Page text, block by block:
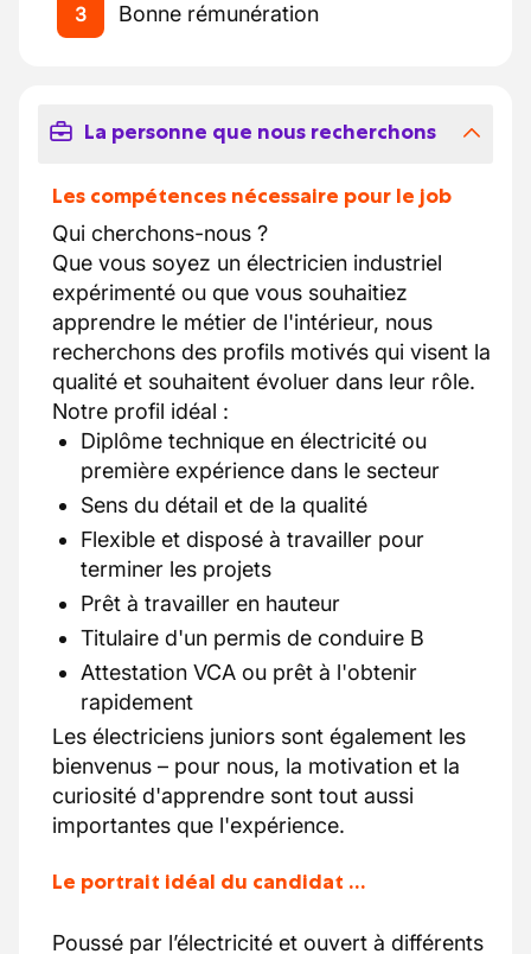
3 Bonne rémunération
La personne que nous recherchons
Les compétences nécessaire pour le job
Qui cherchons-nous ?
Que vous soyez un électricien industriel
expérimenté ou que vous souhaitiez
apprendre le métier de l'intérieur, nous
recherchons des profils motivés qui visent la
qualité et souhaitent évoluer dans leur rôle.
Notre profil idéal :
Diplôme technique en électricité ou
première expérience dans le secteur
Sens du détail et de la qualité
Flexible et disposé à travailler pour
terminer les projets
Prêt à travailler en hauteur
Titulaire d'un permis de conduire B
Attestation VCA ou prêt à l'obtenir
rapidement
Les électriciens juniors sont également les
bienvenus – pour nous, la motivation et la
curiosité d'apprendre sont tout aussi
importantes que l'expérience.
Le portrait idéal du candidat …
Poussé par l’électricité et ouvert à différents